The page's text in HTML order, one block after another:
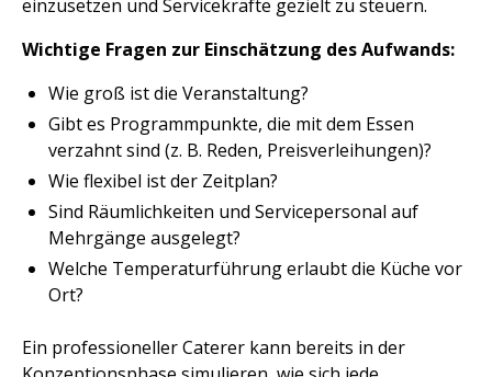
einzusetzen und Servicekräfte gezielt zu steuern.
Wichtige Fragen zur Einschätzung des Aufwands:
Wie groß ist die Veranstaltung?
Gibt es Programmpunkte, die mit dem Essen
verzahnt sind (z. B. Reden, Preisverleihungen)?
Wie flexibel ist der Zeitplan?
Sind Räumlichkeiten und Servicepersonal auf
Mehrgänge ausgelegt?
Welche Temperaturführung erlaubt die Küche vor
Ort?
Ein professioneller Caterer kann bereits in der